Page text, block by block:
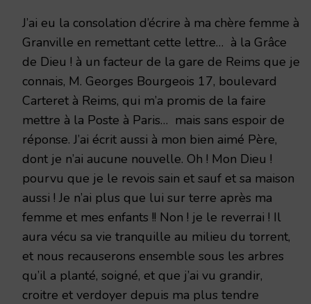
J’ai eu la consolation d’écrire à ma chère femme à
Granville en remettant cette lettre… à la Grâce
de Dieu ! à un facteur de la gare de Reims que je
connais, M. Georges Bourgeois 17, boulevard
Carteret à Reims, qui m’a promis de la faire
mettre à la Poste à Paris… mais sans espoir de
réponse. J’ai écrit aussi à mon bien aimé Père,
dont je n’ai aucune nouvelle. Oh ! Mon Dieu !
pourvu que je le revois sain et sauf et sa maison
aussi ! Je n’ai plus que lui sur terre après ma
femme et mes enfants !! Non ! je le reverrai ! Il
aura vécu sa vie tranquille au milieu du torrent,
et nous recauserons ensemble sous les arbres
qu’il a planté, soigné, et que j’ai vu grandir,
croitre et verdoyer depuis ma plus tendre